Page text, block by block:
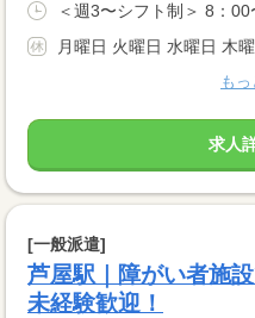
＜週3〜シフト制＞ 8：
月曜日 火曜日 水曜日 木
も
求人
[一般派遣]
芦屋駅｜障がい者施
未経験歓迎！